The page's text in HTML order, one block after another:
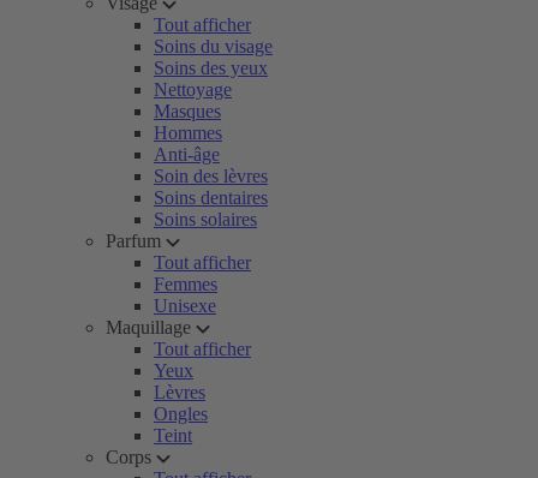
Tout afficher
Soins du visage
Soins des yeux
Nettoyage
Masques
Hommes
Anti-âge
Soin des lèvres
Soins dentaires
Soins solaires
Parfum
Tout afficher
Femmes
Unisexe
Maquillage
Tout afficher
Yeux
Lèvres
Ongles
Teint
Corps